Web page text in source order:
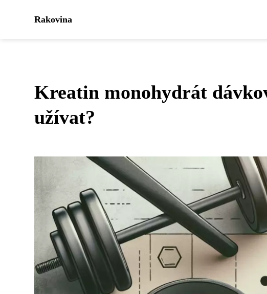
Rakovina
Kreatin monohydrát
užívat?